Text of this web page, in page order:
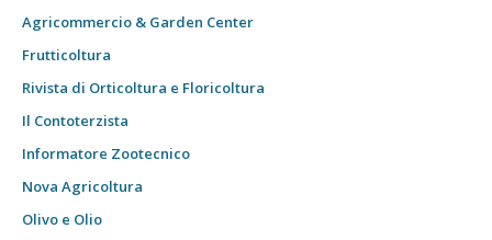
Agricommercio & Garden Center
Frutticoltura
Rivista di Orticoltura e Floricoltura
Il Contoterzista
Informatore Zootecnico
Nova Agricoltura
Olivo e Olio